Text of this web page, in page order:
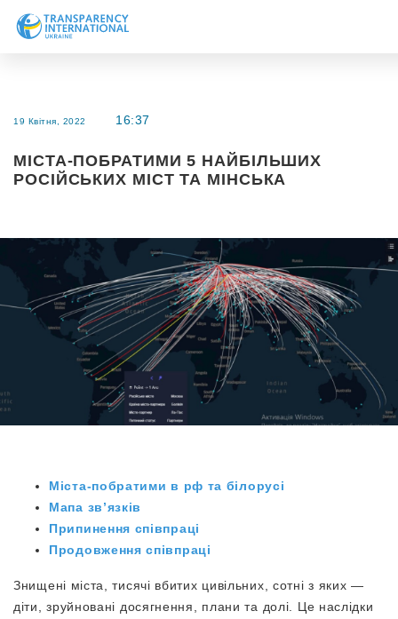
Дослідження
Напрями роботи
19 Квітня, 2022 16:37
МІСТА-ПОБРАТИМИ 5 НАЙБІЛЬШИХ
РОСІЙСЬКИХ МІСТ ТА МІНСЬКА
Міста-побратими в рф та білорусі
Мапа зв’язків
Припинення співпраці
Продовження співпраці
Знищені міста, тисячі вбитих цивільних, сотні з яких —
діти, зруйновані досягнення, плани та долі. Це наслідки